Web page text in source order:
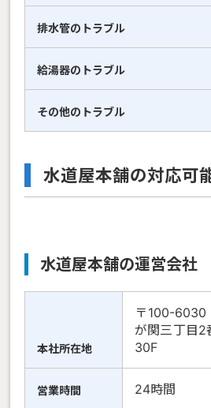
排水管のトラブル
給湯器のトラブル
その他のトラブル
水道屋本舗の対応可
水道屋本舗の運営会社
本社所在地
〒100-6030
が関三丁目
30F
営業時間 24時間